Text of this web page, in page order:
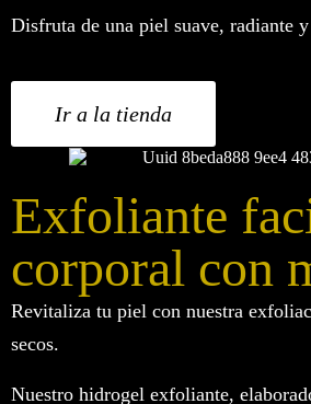
Disfruta de una piel suave, radiante
Ir a la tienda
Exfoliante
corporal con
Revitaliza tu piel con nuestra
secos.
Nuestro hidrogel exfoliante,